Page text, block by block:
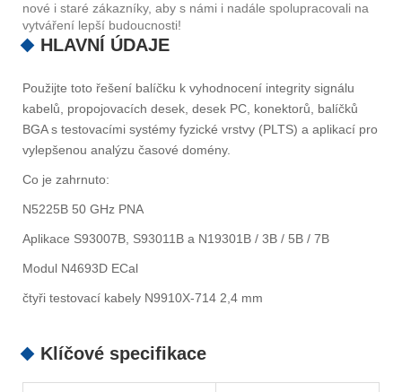
nové i staré zákazníky, aby s námi i nadále spolupracovali na
vytváření lepší budoucnosti!
HLAVNÍ ÚDAJE
Použijte toto řešení balíčku k vyhodnocení integrity signálu
kabelů, propojovacích desek, desek PC, konektorů, balíčků
BGA s testovacími systémy fyzické vrstvy (PLTS) a aplikací pro
vylepšenou analýzu časové domény.
Co je zahrnuto:
N5225B 50 GHz PNA
Aplikace S93007B, S93011B a N19301B / 3B / 5B / 7B
Modul N4693D ECal
čtyři testovací kabely N9910X-714 2,4 mm
Klíčové specifikace